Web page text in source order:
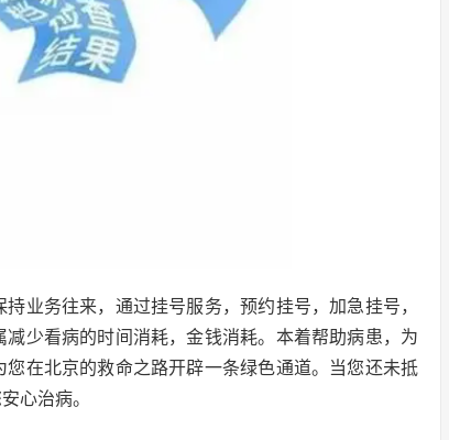
业务往来，通过挂号服务，预约挂号，加急挂号，
少看病的时间消耗，金钱消耗。本着帮助病患，为
在北京的救命之路开辟一条绿色通道。当您还未抵
心治病。